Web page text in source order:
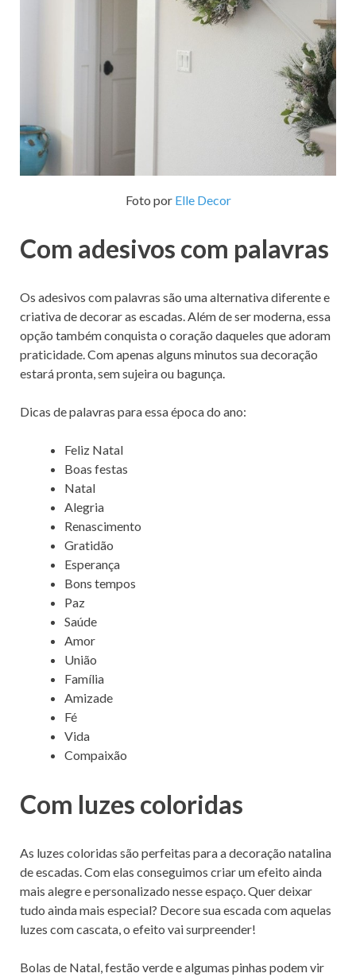
Foto por Elle Decor
Com adesivos com palavras
Os adesivos com palavras são uma alternativa diferente e
criativa de decorar as escadas. Além de ser moderna, essa
opção também conquista o coração daqueles que adoram
praticidade. Com apenas alguns minutos sua decoração
estará pronta, sem sujeira ou bagunça.
Dicas de palavras para essa época do ano:
Feliz Natal
Boas festas
Natal
Alegria
Renascimento
Gratidão
Esperança
Bons tempos
Paz
Saúde
Amor
União
Família
Amizade
Fé
Vida
Compaixão
Com luzes coloridas
As luzes coloridas são perfeitas para a decoração natalina
de escadas. Com elas conseguimos criar um efeito ainda
mais alegre e personalizado nesse espaço. Quer deixar
tudo ainda mais especial? Decore sua escada com aquelas
luzes com cascata, o efeito vai surpreender!
Bolas de Natal, festão verde e algumas pinhas podem vir